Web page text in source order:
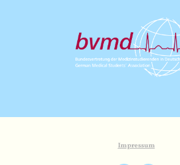
Impressum